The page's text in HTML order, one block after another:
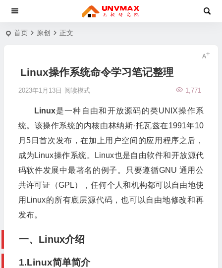
首页 原创 正文
Linux操作系统命令学习笔记整理
2023年1月13日 1,771
阅读模式
Linux是一种自由和开放源码的类UNIX操作系
统。该操作系统的内核由林纳斯·托瓦兹在1991年10
月5日首次发布，在加上用户空间的应用程序之后，
成为Linux操作系统。Linux也是自由软件和开放源代
码软件发展中最著名的例子。只要遵循GNU 通用公
共许可证（GPL），任何个人和机构都可以自由地使
用Linux的所有底层源代码，也可以自由地修改和再
发布。
一、Linux介绍
1.Linux简单简介